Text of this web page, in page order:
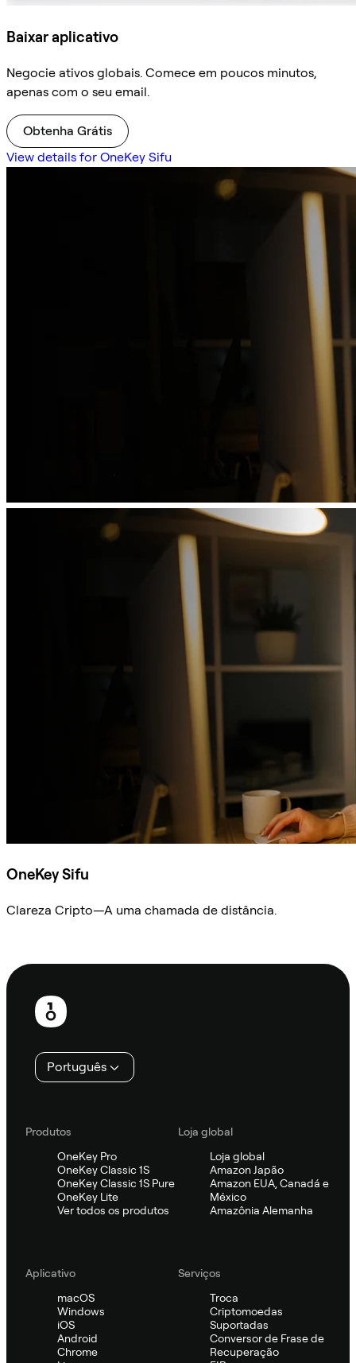
Baixar aplicativo
Negocie ativos globais. Comece em poucos minutos,
apenas com o seu email.
Obtenha Grátis
View details for OneKey Sifu
OneKey Sifu
Clareza Cripto—A uma chamada de distância.
Rodapé
Português
Produtos
OneKey Pro
OneKey Classic 1S
OneKey Classic 1S Pure
OneKey Lite
Ver todos os produtos
Loja global
Loja global
Amazon Japão
Amazon EUA, Canadá e
México
Amazônia Alemanha
Aplicativo
macOS
Windows
iOS
Android
Chrome
Serviços
Troca
Criptomoedas
Suportadas
Conversor de Frase de
Recuperação